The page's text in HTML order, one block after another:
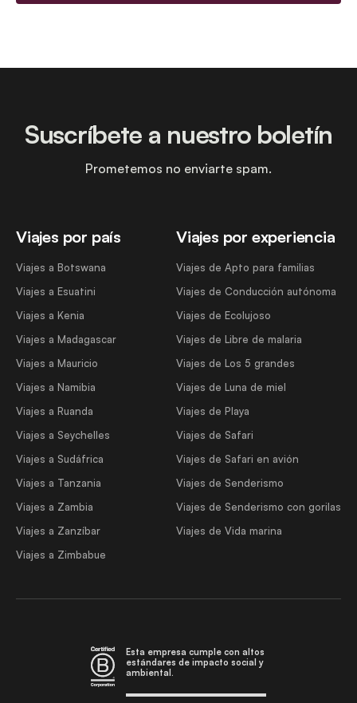
Viajes por país
Viajes a Botswana
Viajes a Esuatini
Viajes a Kenia
Viajes a Madagascar
Viajes a Mauricio
Viajes a Namibia
Viajes a Ruanda
Viajes a Seychelles
Viajes a Sudáfrica
Viajes a Tanzania
Viajes a Zambia
Viajes a Zanzíbar
Viajes a Zimbabue
Viajes por experiencia
Viajes de Apto para familias
Viajes de Conducción autónoma
Viajes de Ecolujoso
Viajes de Libre de malaria
Viajes de Los 5 grandes
Viajes de Luna de miel
Viajes de Playa
Viajes de Safari
Viajes de Safari en avión
Viajes de Senderismo
Viajes de Senderismo con gorilas
Viajes de Vida marina
Suscríbete a nuestro boletín
Prometemos no enviarte spam.
Esta empresa cumple con altos
estándares de impacto social y
ambiental.